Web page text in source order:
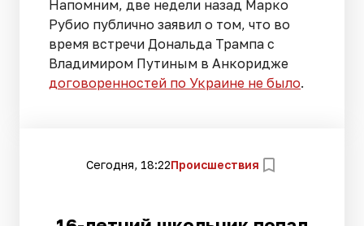
Напомним, две недели назад Марко
Рубио публично заявил о том, что во
время встречи Дональда Трампа с
Владимиром Путиным в Анкоридже
договоренностей по Украине не было.
Сегодня, 18:22Происшествия